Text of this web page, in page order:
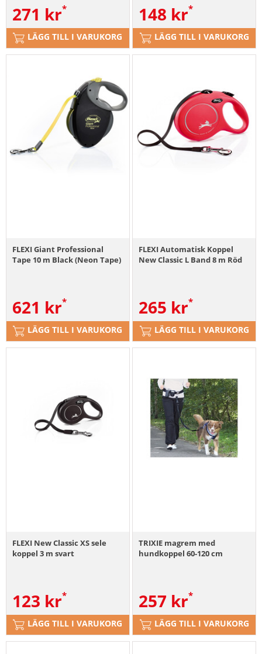
271 kr
LÄGG TILL I VARUKORG
148 kr
LÄGG TILL I VARUKORG
FLEXI Giant Professional
Tape 10 m Black (Neon Tape)
621 kr
LÄGG TILL I VARUKORG
FLEXI Automatisk Koppel
New Classic L Band 8 m Röd
265 kr
LÄGG TILL I VARUKORG
FLEXI New Classic XS sele
koppel 3 m svart
123 kr
LÄGG TILL I VARUKORG
TRIXIE magrem med
hundkoppel 60-120 cm
257 kr
LÄGG TILL I VARUKORG